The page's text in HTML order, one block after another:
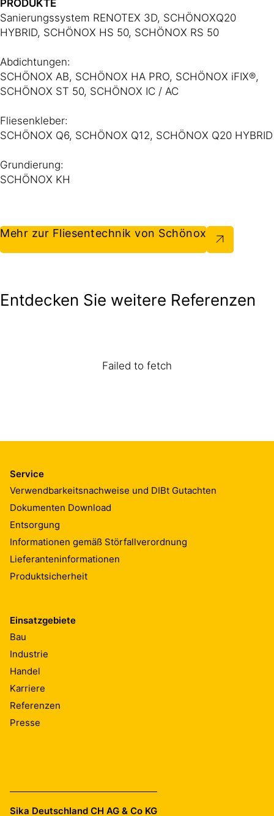
PRODUKTE
Sanierungssystem RENOTEX 3D, SCHÖNOXQ20
HYBRID, SCHÖNOX HS 50, SCHÖNOX RS 50
Abdichtungen:
SCHÖNOX AB, SCHÖNOX HA PRO, SCHÖNOX iFIX®,
SCHÖNOX ST 50, SCHÖNOX IC / AC
Fliesenkleber:
SCHÖNOX Q6, SCHÖNOX Q12, SCHÖNOX Q20 HYBRID
Grundierung:
SCHÖNOX KH
Mehr zur Fliesentechnik von Schönox
Entdecken Sie weitere Referenzen
Failed to fetch
Service
Verwendbarkeitsnachweise und DIBt Gutachten
Dokumenten Download
Entsorgung
Informationen gemäß Störfallverordnung
Lieferanteninformationen
Produktsicherheit
Einsatzgebiete
Bau
Industrie
Handel
Karriere
Referenzen
Presse
Sika Deutschland CH AG & Co KG